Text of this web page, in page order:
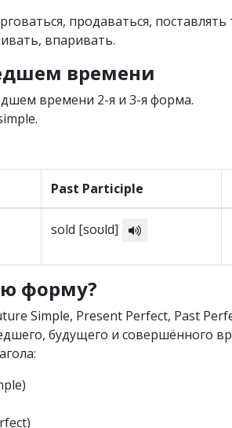
продаваться, поставлять
впаривать.
времени
времени 2-я и 3-я форма.
Past Participle
sold [soʊld]
ю форму?
Simple, Present Perfect, Past
будущего и совершённого